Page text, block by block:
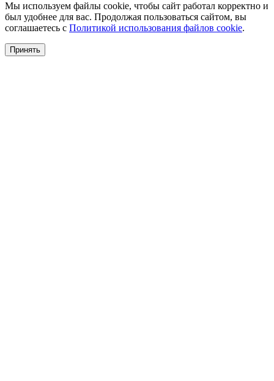
Мы используем файлы cookie, чтобы сайт работал корректно и
был удобнее для вас. Продолжая пользоваться сайтом, вы
соглашаетесь с Политикой использования файлов cookie.
Принять